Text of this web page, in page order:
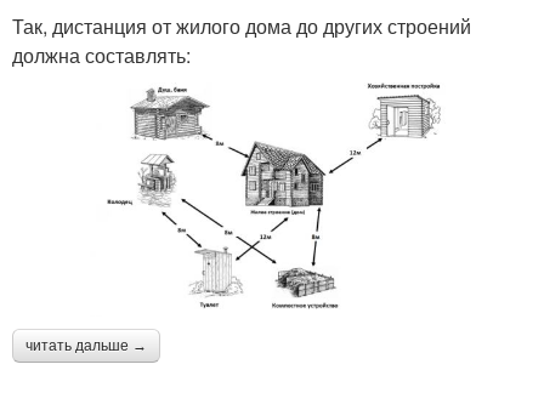
Так, дистанция от жилого дома до других строений
должна составлять:
читать дальше →